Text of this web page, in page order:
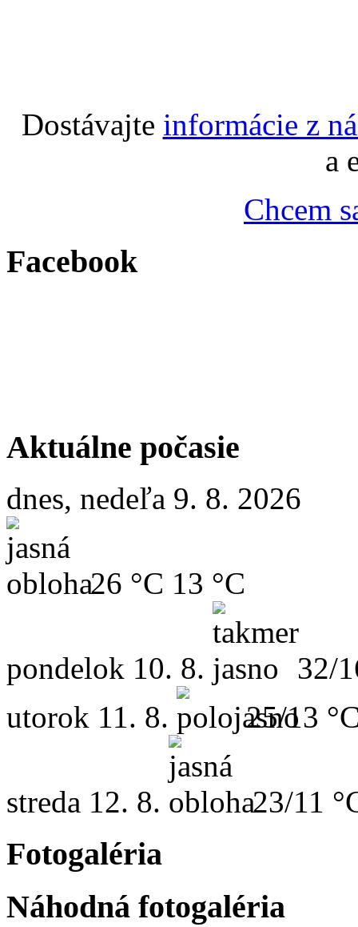
Dostávajte informácie z
a
Chcem
Facebook
Aktuálne počasie
dnes, nedeľa 9. 8. 2026
26 °C 13 °C
pondelok 10. 8.
32/
utorok 11. 8. 25/13
streda 12. 8. 23/11
Fotogaléria
Náhodná fotogaléria